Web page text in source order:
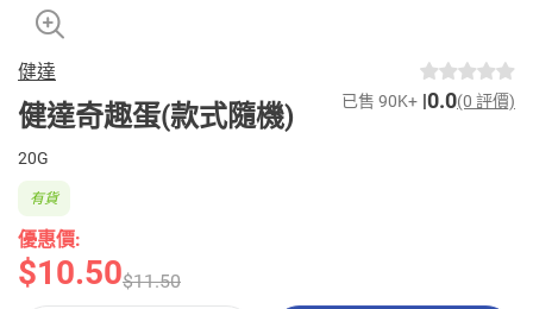
健達
健達奇趣蛋(款式隨機) 已售 90K+ 0.0(0 評價)
20G
優惠價:
$10.50$11.50
有貨